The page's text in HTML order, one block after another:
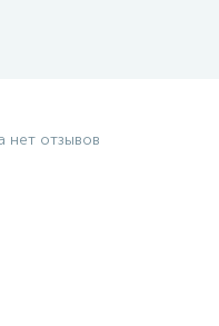
нет отзывов